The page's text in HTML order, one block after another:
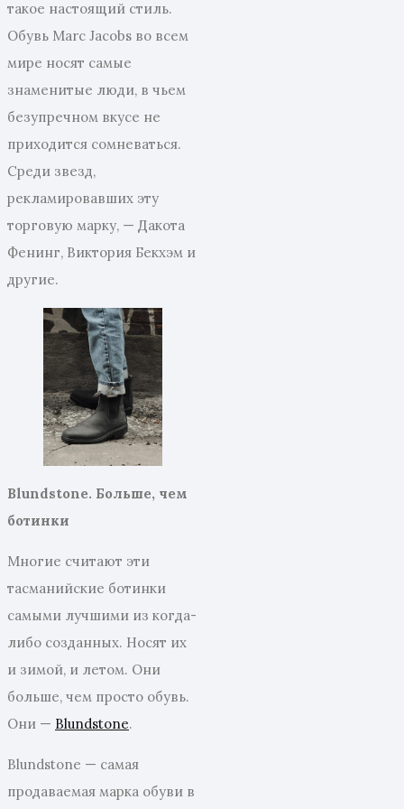
такое настоящий стиль.
Обувь Marc Jacobs во всем
мире носят самые
знаменитые люди, в чьем
безупречном вкусе не
приходится сомневаться.
Среди звезд,
рекламировавших эту
торговую марку, — Дакота
Фенинг, Виктория Бекхэм и
другие.
Blundstone. Больше, чем
ботинки
Многие считают эти
тасманийские ботинки
самыми лучшими из когда-
либо созданных. Носят их
и зимой, и летом. Они
больше, чем просто обувь.
Они — Blundstone.
Blundstone — самая
продаваемая марка обуви в